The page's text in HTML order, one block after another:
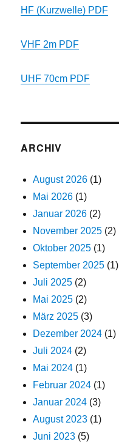
HF (Kurzwelle) PDF
VHF 2m PDF
UHF 70cm PDF
ARCHIV
August 2026 (1)
Mai 2026 (1)
Januar 2026 (2)
November 2025 (2)
Oktober 2025 (1)
September 2025 (1)
Juli 2025 (2)
Mai 2025 (2)
März 2025 (3)
Dezember 2024 (1)
Juli 2024 (2)
Mai 2024 (1)
Februar 2024 (1)
Januar 2024 (3)
August 2023 (1)
Juni 2023 (5)